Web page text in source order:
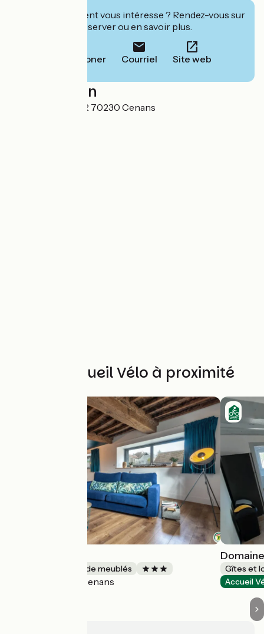
Cet établissement vous intéresse ? Rendez-vous sur
leur site pour réserver ou en savoir plus.
Téléphoner Courriel Site web
Localisation
2 RUE DU LAVOIR 70230 Cenans
Autres Accueil Vélo à proximité
Gîtes et locations de meublés
Cenans
Gîtes et
Accueil